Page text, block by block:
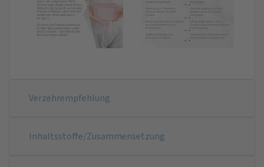
Verzehrempfehlung
Inhaltsstoffe/Zusammensetzung